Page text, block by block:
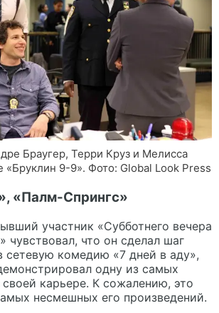
Браугер, Терри Круз и Мелисса
«Бруклин 9-9». Фото: Global Look Press
«Палм-Спрингс»
участник «Субботнего вечера
чувствовал, что он сделал шаг
сетевую комедию «7 дней в аду»,
одну из самых
своей карьере. К сожалению, это
несмешных его произведений.